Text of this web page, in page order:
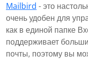
Mailbird - это
очень удобен для
как в единой папке
поддерживает
почты, поэтому вы